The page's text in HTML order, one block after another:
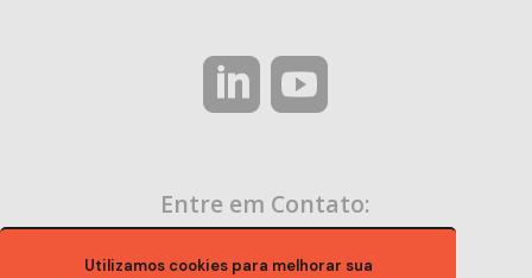
Utilizamos cookies para melhorar sua
Entre em Contato: